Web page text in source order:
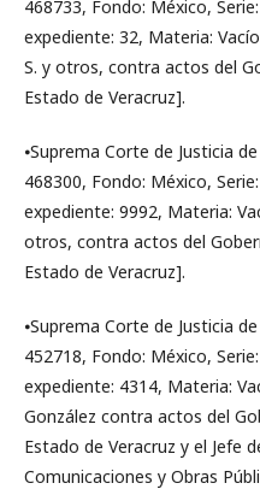
468733, Fondo: México,
expediente: 32, Materia:
S. y otros, contra actos del
Estado de Veracruz].
⦁Suprema Corte de Justicia
468300, Fondo: México,
expediente: 9992, Materia:
otros, contra actos del
Estado de Veracruz].
⦁Suprema Corte de Justicia
452718, Fondo: México,
expediente: 4314, Materia:
González contra actos del
Estado de Veracruz y el Jefe
Comunicaciones y Obras